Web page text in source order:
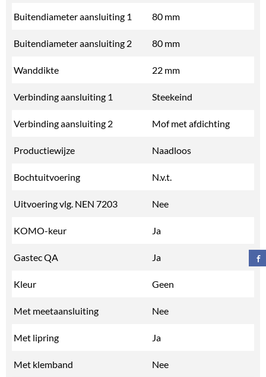
Buitendiameter aansluiting 1 80 mm
Buitendiameter aansluiting 2 80 mm
Wanddikte 22 mm
Verbinding aansluiting 1 Steekeind
Verbinding aansluiting 2 Mof met afdichting
Productiewijze Naadloos
Bochtuitvoering N.v.t.
Uitvoering vlg. NEN 7203 Nee
KOMO-keur Ja
Gastec QA Ja
Kleur Geen
Met meetaansluiting Nee
Met lipring Ja
Met klemband Nee